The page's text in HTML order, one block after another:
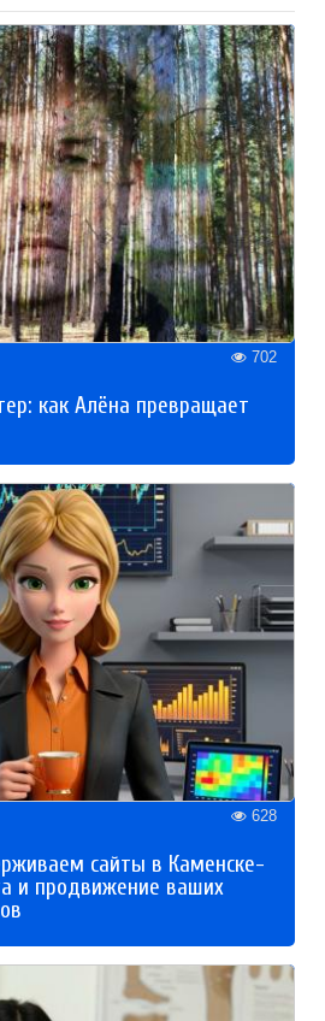
702
как Алёна превращает
628
сайты в Каменске-
и продвижение ваших